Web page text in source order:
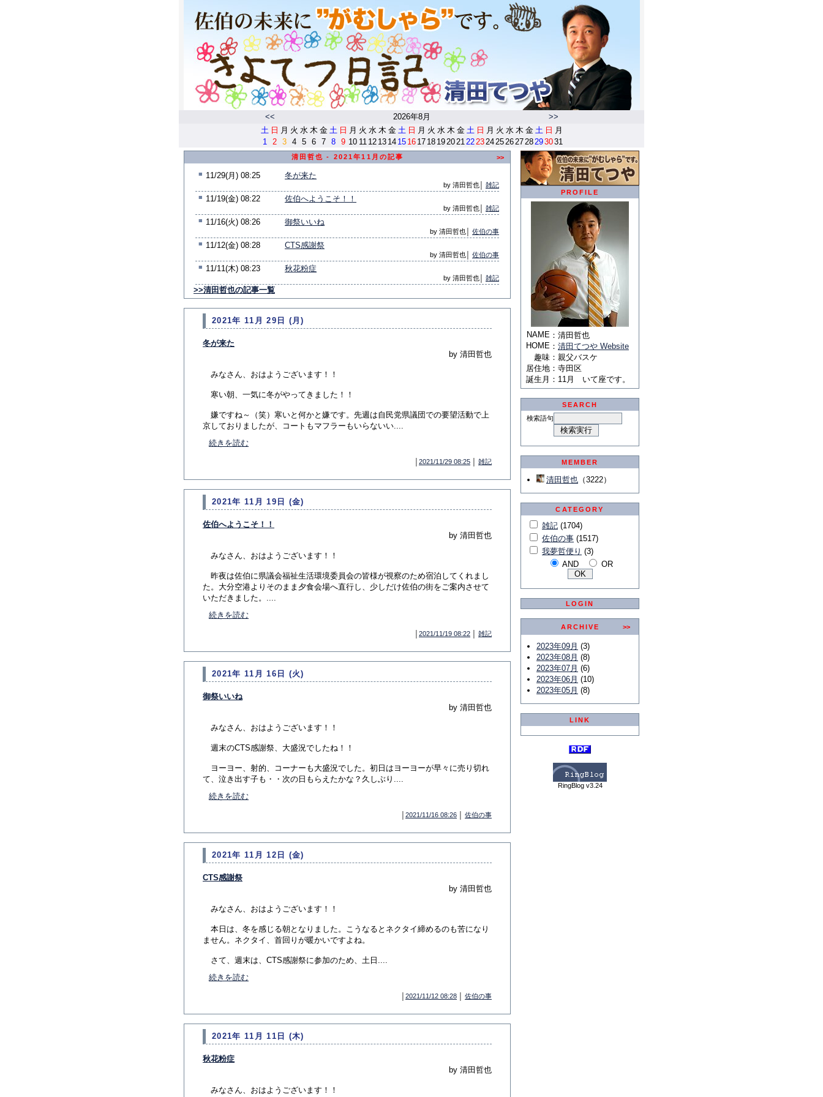
<< 2026年8月
>>
土 日 月 火 水 木 金 土 日 月 火 水 木 金 土 日 月 火 水 木 金 土 日 月 火 水 木 金 土 日 月
1
2 3 4 5 6 7 8 9 10 11 12 13 14 15 16 17 18 19202122232425262728293031
清田哲也 - 2021年11月の記事 >>
■ 11/29(月) 08:25 冬が来た
by 清田哲也│ 雑記
■ 11/19(金) 08:22 佐伯へようこそ！！
by 清田哲也│ 雑記
■ 11/16(火) 08:26 御祭いいね
by 清田哲也│ 佐伯の事
■ 11/12(金) 08:28 CTS感謝祭
by 清田哲也│ 佐伯の事
■ 11/11(木) 08:23 秋花粉症
by 清田哲也│ 雑記
>>清田哲也の記事一覧
2021年 11月 29日 (月)
冬が来た
by 清田哲也
みなさん、おはようございます！！
寒い朝、一気に冬がやってきました！！
嫌ですね～（笑）寒いと何かと嫌です。先週は自民党県議団での要望活動で上
京しておりましたが、コートもマフラーもいらないい....
続きを読む
2021/11/29 08:25 雑記
2021年 11月 19日 (金)
佐伯へようこそ！！
by 清田哲也
みなさん、おはようございます！！
昨夜は佐伯に県議会福祉生活環境委員会の皆様が視察のため宿泊してくれまし
た。大分空港よりそのまま夕食会場へ直行し、少しだけ佐伯の街をご案内させて
いただきました。....
続きを読む
2021/11/19 08:22 雑記
2021年 11月 16日 (火)
御祭いいね
by 清田哲也
みなさん、おはようございます！！
週末のCTS感謝祭、大盛況でしたね！！
ヨーヨー、射的、コーナーも大盛況でした。初日はヨーヨーが早々に売り切れ
て、泣き出す子も・・次の日もらえたかな？久しぶり....
続きを読む
2021/11/16 08:26 佐伯の事
2021年 11月 12日 (金)
CTS感謝祭
by 清田哲也
みなさん、おはようございます！！
本日は、冬を感じる朝となりました。こうなるとネクタイ締めるのも苦になり
ません。ネクタイ、首回りが暖かいですよね。
さて、週末は、CTS感謝祭に参加のため、土日....
続きを読む
2021/11/12 08:28 佐伯の事
2021年 11月 11日 (木)
秋花粉症
by 清田哲也
みなさん、おはようございます！！
PROFILE
NAME ： 清田哲也
HOME ： 清田てつや Website
趣味 ： 親父バスケ
居住地 ： 寺田区
誕生月 ： 11月 いて座です。
SEARCH
検索語句
MEMBER
清田哲也 （3222）
CATEGORY
雑記 (1704)
佐伯の事 (1517)
我夢哲便り (3)
AND
OR
LOGIN
ARCHIVE >>
2023年09月 (3)
2023年08月 (8)
2023年07月 (6)
2023年06月 (10)
2023年05月 (8)
LINK
RingBlog v3.24